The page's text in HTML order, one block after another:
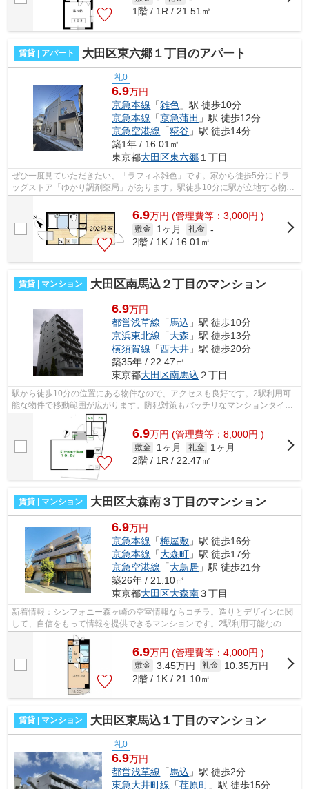
1階 / 1R / 21.51㎡
賃貸 | アパート 大田区東六郷１丁目のアパート
礼0
6.9万円
京急本線 「雑色 」駅 徒歩10分
京急本線 「京急蒲田 」駅 徒歩12分
京急空港線 「糀谷 」駅 徒歩14分
築1年 / 16.01㎡
東京都大田区東六郷 １丁目
ぜひ一度見ていただきたい、「ラフィネ雑色」です。家から徒歩5分にドラ
ッグストア「ゆかり調剤薬局」があります。駅徒歩10分に駅が立地する物件
なので、電車を多く利用する方にとって...
6.9万円 (管理費等：3,000円 )
敷金 1ヶ月 礼金 -
2階 / 1K / 16.01㎡
賃貸 | マンション 大田区南馬込２丁目のマンション
6.9万円
都営浅草線 「馬込 」駅 徒歩10分
京浜東北線 「大森 」駅 徒歩13分
横須賀線 「西大井 」駅 徒歩20分
築35年 / 22.47㎡
東京都大田区南馬込 ２丁目
駅から徒歩10分の位置にある物件なので、アクセスも良好です。2駅利用可
能な物件で移動範囲が広がります。防犯対策もバッチリなマンションタイプ
の物件です。当社スタッフが地域の賃貸...
6.9万円 (管理費等：8,000円 )
敷金 1ヶ月 礼金
1ヶ月
2階 / 1R / 22.47㎡
賃貸 | マンション 大田区大森南３丁目のマンション
6.9万円
京急本線 「梅屋敷 」駅 徒歩16分
京急本線 「大森町 」駅 徒歩17分
京急空港線 「大鳥居 」駅 徒歩21分
築26年 / 21.10㎡
東京都大田区大森南３丁目
新着情報：シンフォニー森ヶ崎の空室情報ならコチラ。造りとデザインに関
して、自信をもって情報を提供できるマンションです。2駅利用可能なの
で、用途や行き先に応じて経路を選択でき...
6.9万円 (管理費等：4,000円 )
敷金 3.45万円 礼金
10.35万円
2階 / 1K / 21.10㎡
賃貸 | マンション 大田区東馬込１丁目のマンション
礼0
6.9万円
都営浅草線 「馬込 」駅 徒歩2分
東急大井町線 「荏原町 」駅 徒歩15分